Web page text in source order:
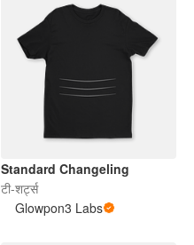
Standard Changeling
टी-शर्ट्स
Glowpon3 Labs